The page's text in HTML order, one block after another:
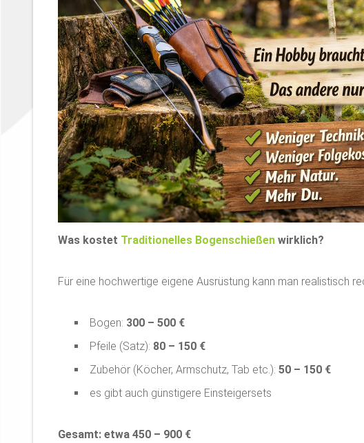
Was kostet Traditionelles Bogenschießen wirklich?
Für eine hochwertige eigene Ausrüstung kann man realistisch
Bogen: 300 – 500 €
Pfeile (Satz): 80 – 150 €
Zubehör (Köcher, Armschutz, Tab etc.): 50 – 150 €
es gibt auch günstigere Einsteigersets
Gesamt: etwa 450 – 900 €